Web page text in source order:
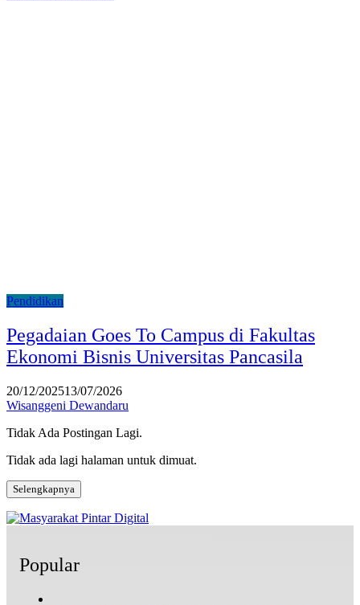
Pendidikan
Pegadaian Goes To Campus di Fakultas
Ekonomi Bisnis Universitas Pancasila
20/12/202513/07/2026
Wisanggeni Dewandaru
Tidak Ada Postingan Lagi.
Tidak ada lagi halaman untuk dimuat.
Selengkapnya
Popular